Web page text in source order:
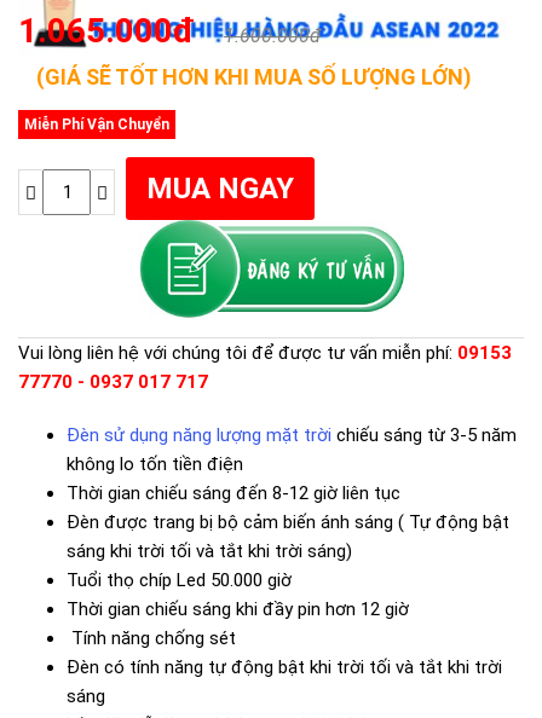
1.065.000đ 1.600.000đ
(GIÁ SẼ TỐT HƠN KHI MUA SỐ LƯỢNG LỚN)
Miễn Phí Vận Chuyển
Vui lòng liên hệ với chúng tôi để được tư vấn miễn phí: 09153
77770 - 0937 017 717
Đèn sử dụng năng lượng mặt trời chiếu sáng từ 3-5 năm
không lo tốn tiền điện
Thời gian chiếu sáng đến 8-12 giờ liên tục
Đèn được trang bị bộ cảm biến ánh sáng ( Tự động bật
sáng khi trời tối và tắt khi trời sáng)
Tuổi thọ chíp Led 50.000 giờ
Thời gian chiếu sáng khi đầy pin hơn 12 giờ
Tính năng chống sét
Đèn có tính năng tự động bật khi trời tối và tắt khi trời
sáng